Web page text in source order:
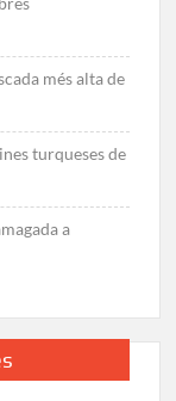
més alta de
turqueses de
a